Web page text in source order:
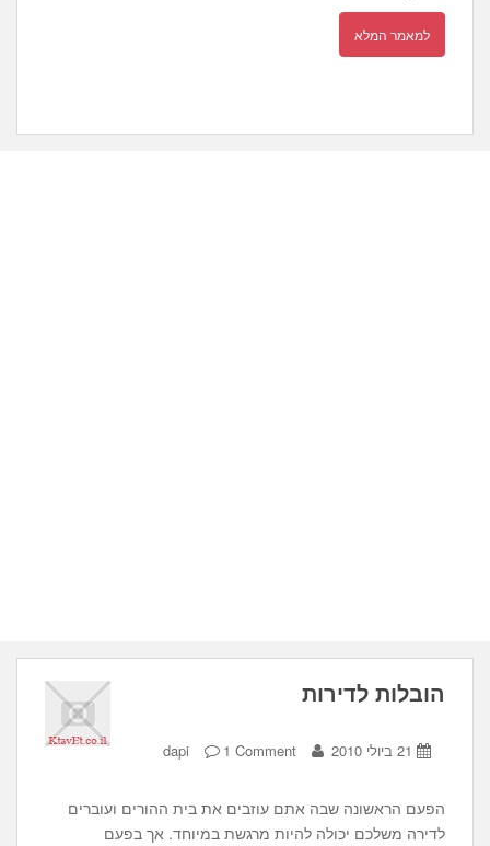
למאמר המלא
הובלות לדירות
21 ביולי 2010 dapi 1 Comment
הפעם הראשונה שבה אתם עוזבים את בית ההורים ועוברים
לדירה משלכם יכולה להיות מרגשת במיוחד. אך בפעם